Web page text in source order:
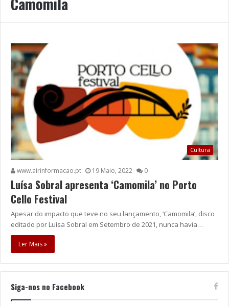
Cultura
www.airinformacao.pt 19 Maio, 2022 0
Luísa Sobral apresenta ‘Camomila’ no Porto
Cello Festival
Apesar do impacto que teve no seu lançamento, ‘Camomila’, disco
editado por Luísa Sobral em Setembro de 2021, nunca havia…
Ler Mais »
Siga-nos no Facebook